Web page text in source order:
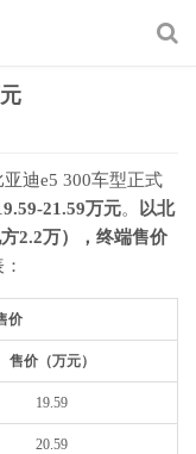
迪e5 300车型正式
21.59万元。
以北
2.2万），终端售价
价
售价（万元）
19.59
20.59